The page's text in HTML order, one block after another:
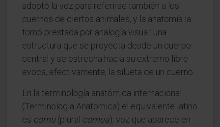
adoptó la voz para referirse también a los
cuernos de ciertos animales, y la anatomía la
tomó prestada por analogía visual: una
estructura que se proyecta desde un cuerpo
central y se estrecha hacia su extremo libre
evoca, efectivamente, la silueta de un cuerno.
En la terminología anatómica internacional
(Terminologia Anatomica) el equivalente latino
es cornu(plural cornua), voz que aparece en